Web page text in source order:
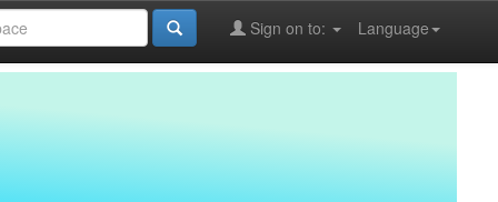
Language
Sign on to: